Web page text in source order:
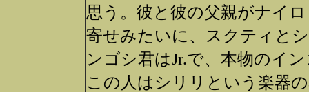
思う。彼と彼の父親がナイ
寄せみたいに、スクティと
ンゴシ君はJr.で、本物のイ
この人はシリリという楽器